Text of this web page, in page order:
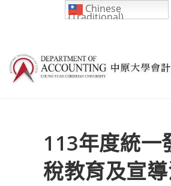
113年度統一
稅教育及宣
Chinese
(Traditional)